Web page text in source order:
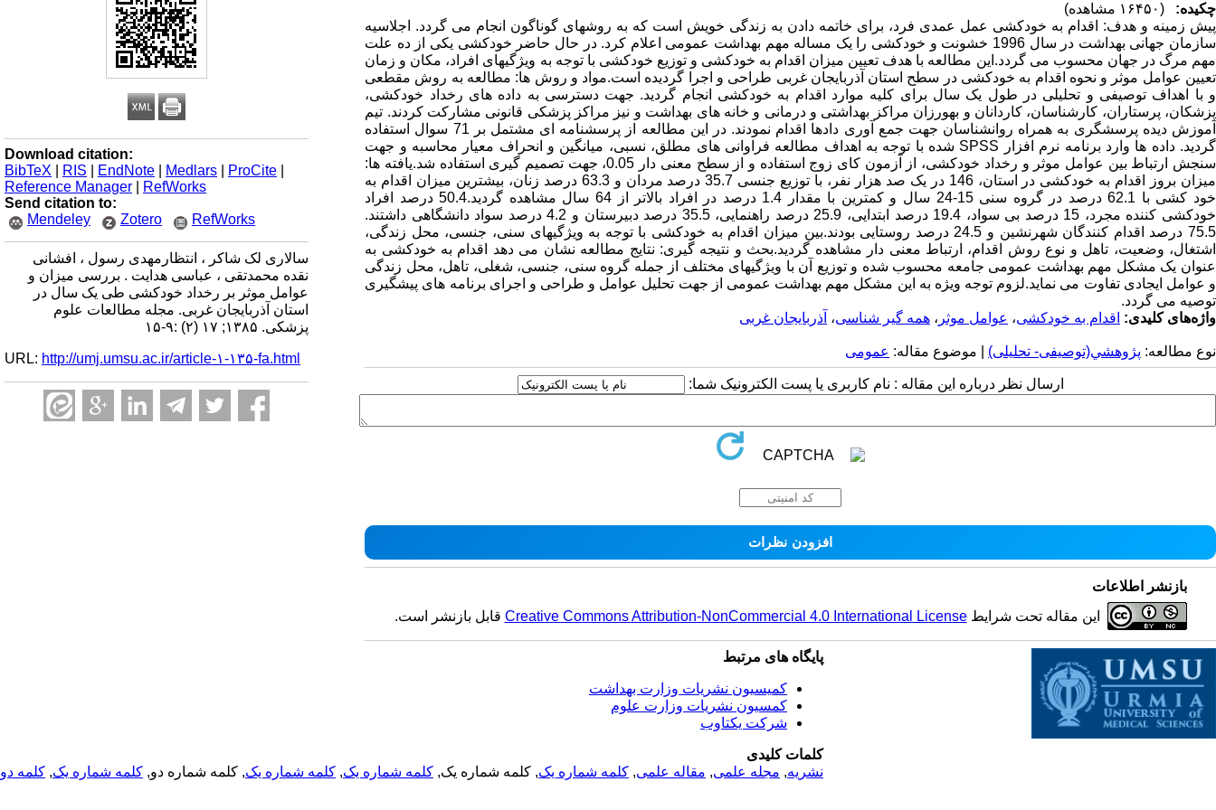
Download citation:
BibTeX
RIS EndNote Medlars ProCite
Reference Manager
RefWorks
Send citation to:
Mendeley
Zotero RefWorks
سالاری لک شاکر ، انتظارمهدی رسول ، افشانی
نقده محمدتقی ، عباسی هدایت . بررسی میزان و
عوامل موثر بر رخداد خودکشی طی یک سال در
استان آذربایجان غربی. مجله مطالعات علوم
پزشکی. ۱۳۸۵; ۱۷ (۲) :۹-۱۵
URL: http://umj.umsu.ac.ir/article-۱-۱۳۵-fa.html
چکیده:
(۱۶۴۵۰ مشاهده)
پیش زمینه و هدف: اقدام به خودکشی عمل عمدی فرد، برای خاتمه دادن به زندگی خویش است که به روشهای گوناگون انجام می گردد. اجلاسیه
سازمان جهانی بهداشت در سال 1996 خشونت و خودکشی را یک مساله مهم بهداشت عمومی اعلام کرد. در حال حاضر خودکشی یکی از ده علت
مهم مرگ در جهان محسوب می گردد.این مطالعه با هدف تعیین میزان اقدام به خودکشی و توزیع خودکشی با توجه به ویژگیهای افراد، مکان و زمان
تعیین عوامل موثر و نحوه اقدام به خودکشی در سطح استان آذربایجان غربی طراحی و اجرا گردیده است.مواد و روش ها: مطالعه به روش مقطعی
و با اهداف توصیفی و تحلیلی در طول یک سال برای کلیه موارد اقدام به خودکشی انجام گردید. جهت دسترسی به داده های رخداد خودکشی،
پزشکان، پرستاران، کارشناسان، کاردانان و بهورزان مراکز بهداشتی و درمانی و خانه های بهداشت و نیز مراکز پزشکی قانونی مشارکت کردند. تیم
آموزش دیده پرسشگری به همراه روانشناسان جهت جمع آوری دادها اقدام نمودند. در این مطالعه از پرسشنامه ای مشتمل بر 71 سوال استفاده
گردید. داده ها وارد برنامه نرم افزار SPSS شده با توجه به اهداف مطالعه فراوانی های مطلق، نسبی، میانگین و انحراف معیار محاسبه و جهت
سنجش ارتباط بین عوامل موثر و رخداد خودکشی، از آزمون کای زوج استفاده و از سطح معنی دار 0.05، جهت تصمیم گیری استفاده شد.یافته ها:
میزان بروز اقدام به خودکشی در استان، 146 در یک صد هزار نفر، با توزیع جنسی 35.7 درصد مردان و 63.3 درصد زنان، بیشترین میزان اقدام به
خود کشی با 62.1 درصد در گروه سنی 15-24 سال و کمترین با مقدار 1.4 درصد در افراد بالاتر از 64 سال مشاهده گردید.50.4 درصد افراد
خودکشی کننده مجرد، 15 درصد بی سواد، 19.4 درصد ابتدایی، 25.9 درصد راهنمایی، 35.5 درصد دبیرستان و 4.2 درصد سواد دانشگاهی داشتند.
75.5 درصد اقدام کنندگان شهرنشین و 24.5 درصد روستایی بودند.بین میزان اقدام به خودکشی با توجه به ویژگیهای سنی، جنسی، محل زندگی،
اشتغال، وضعیت، تاهل و نوع روش اقدام، ارتباط معنی دار مشاهده گردید.بحث و نتیجه گیری: نتایج مطالعه نشان می دهد اقدام به خودکشی به
عنوان یک مشکل مهم بهداشت عمومی جامعه محسوب شده و توزیع آن با ویژگیهای مختلف از جمله گروه سنی، جنسی، شغلی، تاهل، محل زندگی
و عوامل ایجادی تفاوت می نماید.لزوم توجه ویژه به این مشکل مهم بهداشت عمومی از جهت تحلیل عوامل و طراحی و اجرای برنامه های پیشگیری
توصیه می گردد.
واژه‌های کلیدی: اقدام به خودکشی، عوامل موثر ، همه گیر شناسی، آذربایجان غربی
نوع مطالعه: پژوهشي(توصیفی- تحلیلی) | موضوع مقاله: عمومى
ارسال نظر درباره این مقاله : نام کاربری یا پست الکترونیک شما:
بازنشر اطلاعات
این مقاله تحت شرایطCreative Commons Attribution-NonCommercial 4.0 International License قابل بازنشر است.
پایگاه های مرتبط
کمیسیون نشریات وزارت بهداشت
کمسیون نشریات وزارت علوم
شرکت یکتاوب
کلمات کلیدی
نشریه, مجله علمی, مقاله علمی, کلمه شماره یک, کلمه شماره یک, کلمه شماره یک, کلمه شماره یک, کلمه شماره دو, کلمه شماره یک, کلمه دو